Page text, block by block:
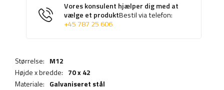
Vores konsulent hjælper dig med at
vælge et produktBestil via telefon:
+45 787 25 606
Størrelse: M12
Højde x bredde: 70 x 42
Materiale: Galvaniseret stål